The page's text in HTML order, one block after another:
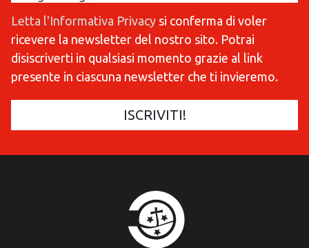
Letta l'Informativa Privacy si conferma di voler
ricevere la newsletter del nostro sito. Potrai
disiscriverti in qualsiasi momento grazie al link
presente in ciascuna newsletter che ti invieremo.